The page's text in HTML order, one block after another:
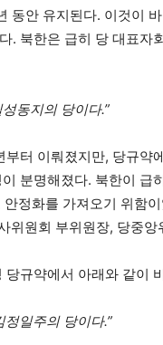
동안 유지된다. 이것이
. 북한은 급히 당 대표자
동지의 당이다.”
부터 이뤄졌지만, 당규
분명해졌다. 북한이 급
정화를 가져오기 위함
위원회 부위원장, 당중
규약에서 아래와 같이
일주의 당이다.”